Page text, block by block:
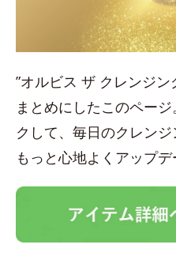
”オルビス ザ クレンジン
まとめにしたこのペー
クして、毎日のクレンジ
もっと心地よくアップデ